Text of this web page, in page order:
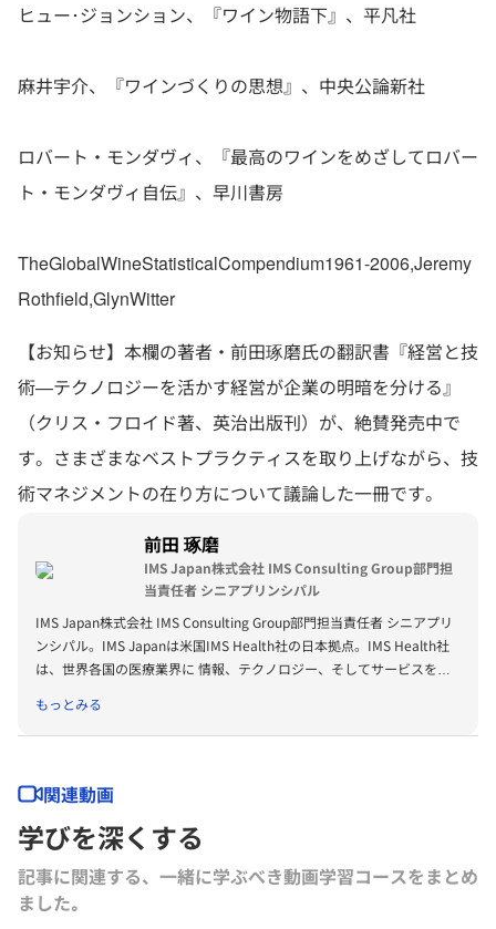
ヒュー･ジョンション、『ワイン物語下』、平凡社
麻井宇介、『ワインづくりの思想』、中央公論新社
ロバート・モンダヴィ、『最高のワインをめざしてロバー
ト・モンダヴィ自伝』、早川書房
TheGlobalWineStatisticalCompendium1961-2006,Jeremy
Rothfield,GlynWitter
【お知らせ】本欄の著者・前田琢磨氏の翻訳書『経営と技
術—テクノロジーを活かす経営が企業の明暗を分ける』
（クリス・フロイド著、英治出版刊）が、絶賛発売中で
す。さまざまなベストプラクティスを取り上げながら、技
術マネジメントの在り方について議論した一冊です。
前田 琢磨
IMS Japan株式会社 IMS Consulting Group部門担
当責任者 シニアプリンシパル
IMS Japan株式会社 IMS Consulting Group部門担当責任者 シニアプリ
ンシパル。IMS Japanは米国IMS Health社の日本拠点。IMS Health社
は、世界各国の医療業界に 情報、テクノロジー、そしてサービスを提
展開。同社にてヘルスケア業界を専門とした地域戦略・製品戦略・薬価
＆償還戦略・上市戦略などのコンサルティングを提供。以前は、アーサ
略、技術戦略、知財戦略に関するトップ・マネジメント・コンサルティ
ング・サービスを提供。 元横河電機株式会社エンジニア。サウジアラ
ビア、シンガポールなどの石油石化プラントを中心にプロセス制御シス
テムの立ち上げに従事。 カーネギーメロン大学産業経営大学院
（MBA）修了。 慶應義塾大学理工学部物理学科卒業。 日本ソムリエ協
会認定ワインエキスパート ブルゴーニュ利き酒騎士 著書に『葡萄酒の
もっとみる
関連動画
学びを深くする
記事に関連する、一緒に学ぶべき動画学習コースをまとめ
ました｡